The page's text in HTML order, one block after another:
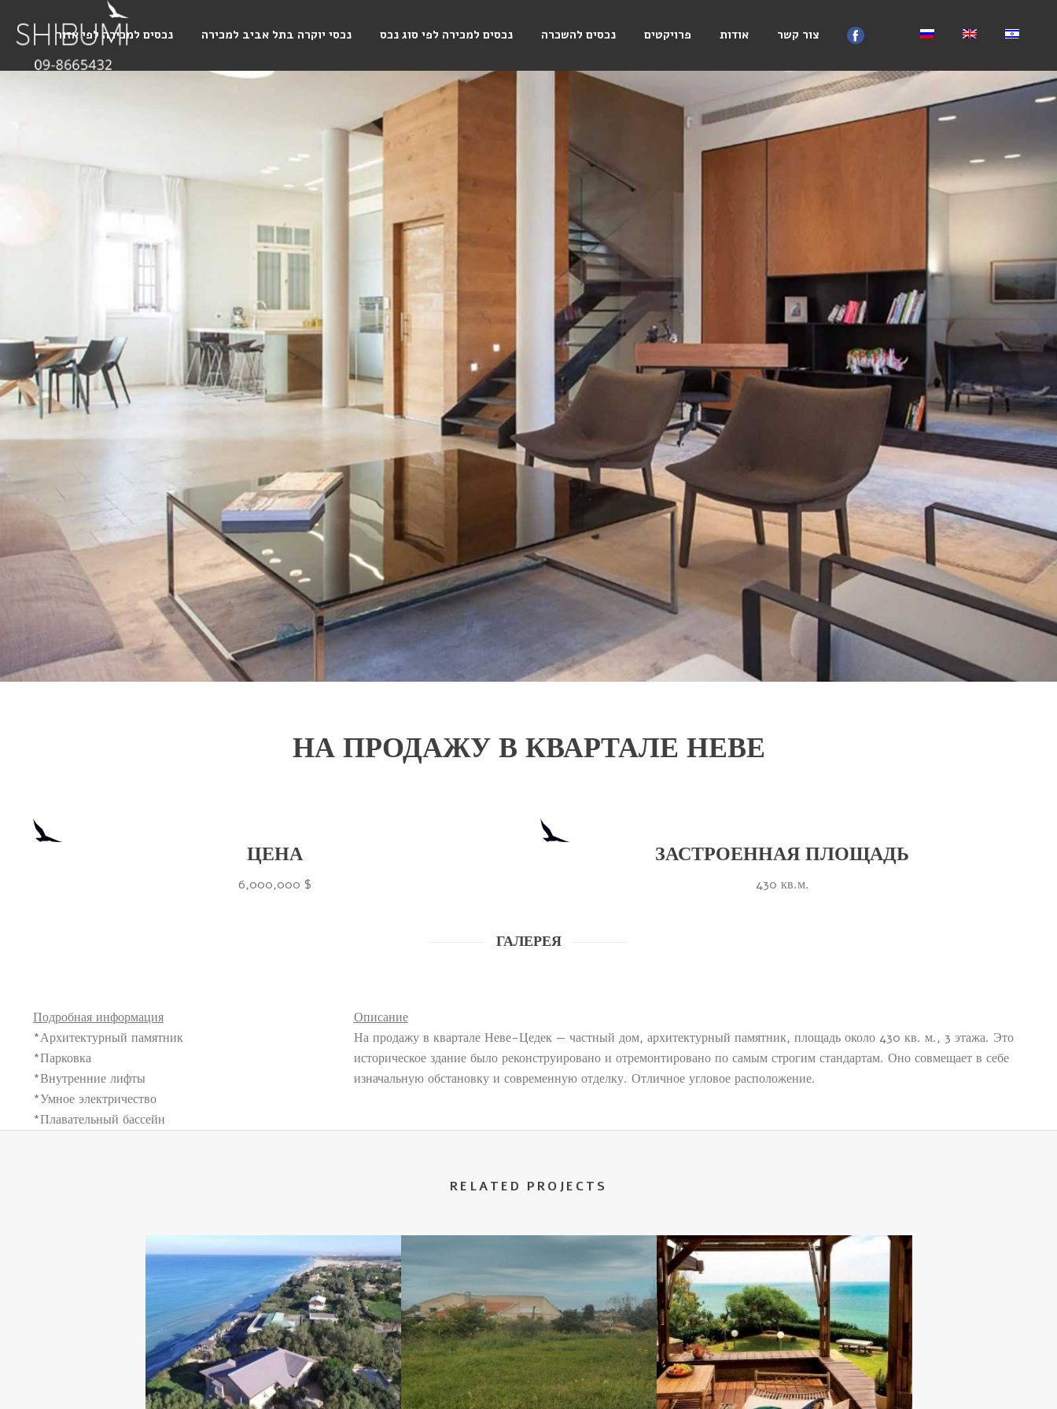
נכסים למכירה לפי אזור נכסי יוקרה בתל אביב למכירה נכסים למכירה לפי סוג נכס נכסים להשכרה פרויקטים אודות צור קשר
НА ПРОДАЖУ В КВАРТАЛЕ НЕВЕ
ЦЕНА
6,000,000 $
ЗАСТРОЕННАЯ ПЛОЩАДЬ
430 кв.м.
ГАЛЕРЕЯ
Подробная информация
*Архитектурный памятник
*Парковка
*Внутренние лифты
*Умное электричество
*Плавательный бассейн
Описание
На продажу в квартале Неве-Цедек — частный дом, архитектурный памятник, площадь около 430 кв. м., 3 этажа. Это
историческое здание было реконструировано и отремонтировано по самым строгим стандартам. Оно совмещает в себе
изначальную обстановку и современную отделку. Отличное угловое расположение.
RELATED PROJECTS